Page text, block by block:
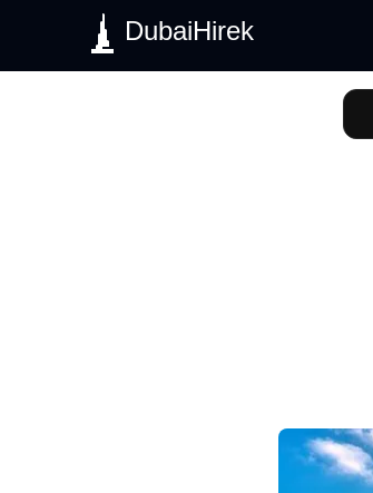
DubaiHirek